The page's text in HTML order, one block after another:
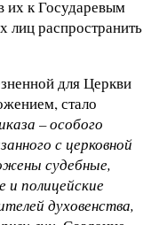
их к Государевым
лиц распространить
для Церкви
стало
– особого
с церковной
судебные,
полицейские
духовенства,